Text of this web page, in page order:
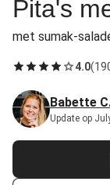
Pita's
met sumak-
4.0(
Babette
Update op